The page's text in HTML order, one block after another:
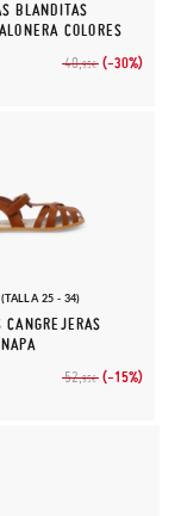
BLANDITAS
COLORES
40,95€ (-30%)
25 - 34)
52,95€ (-15%)